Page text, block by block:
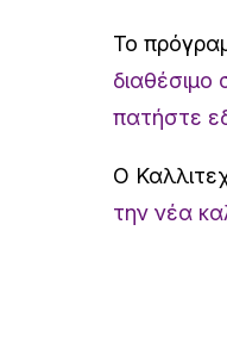
Το
πατήστε
Ο
την νέα